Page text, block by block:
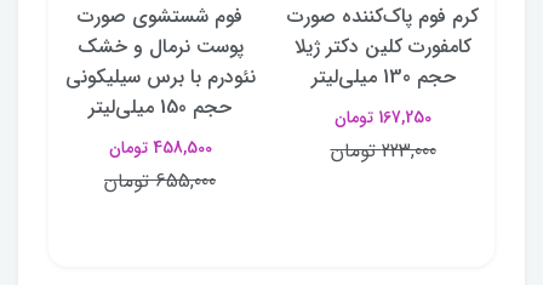
کرم فوم پاک‌کننده صورت
کامفورت کلین دکتر ژیلا
حجم 130 میلی‌لیتر
167,250 تومان
223,000 تومان
فوم شستشوی صورت
پوست نرمال و خشک
نئودرم با برس سیلیکونی
حجم 150 میلی‌لیتر
458,500 تومان
655,000 تومان